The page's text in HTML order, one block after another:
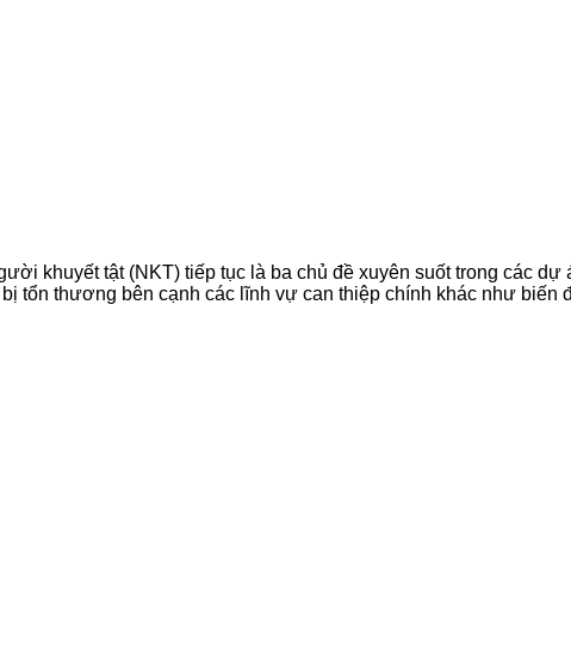
khuyết tật (NKT) tiếp tục là ba chủ đề xuyên suốt trong các dự
tổn thương bên cạnh các lĩnh vự can thiệp chính khác như biến